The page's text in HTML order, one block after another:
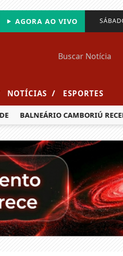
AGORA AO VIVO
NOTÍCIAS / ESPORTES
BALNEÁRIO CAMBORIÚ